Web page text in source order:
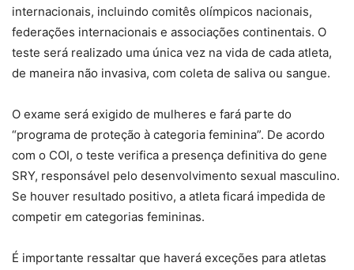
internacionais, incluindo comitês olímpicos nacionais,
federações internacionais e associações continentais. O
teste será realizado uma única vez na vida de cada atleta,
de maneira não invasiva, com coleta de saliva ou sangue.
O exame será exigido de mulheres e fará parte do
“programa de proteção à categoria feminina”. De acordo
com o COI, o teste verifica a presença definitiva do gene
SRY, responsável pelo desenvolvimento sexual masculino.
Se houver resultado positivo, a atleta ficará impedida de
competir em categorias femininas.
É importante ressaltar que haverá exceções para atletas